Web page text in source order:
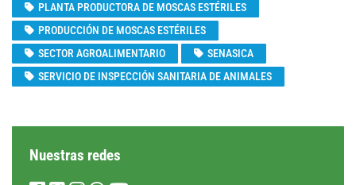
PLANTA PRODUCTORA DE MOSCAS ESTÉRILES
PRODUCCIÓN DE MOSCAS ESTÉRILES
SECTOR AGROALIMENTARIO
SENASICA
SERVICIO DE INSPECCIÓN SANITARIA DE ANIMALES
Nuestras redes